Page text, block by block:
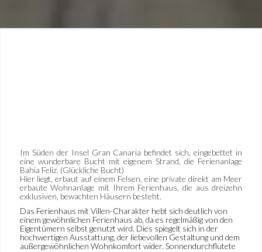
Im Süden der Insel Gran Canaria befindet sich, eingebettet in
eine wunderbare Bucht mit eigenem Strand, die Ferienanlage
Bahia Feliz. (Glückliche Bucht)
Hier liegt, erbaut auf einem Felsen, eine private direkt am Meer
erbaute Wohnanlage mit Ihrem Ferienhaus, die aus dreizehn
exklusiven, bewachten Häusern besteht.
Das Ferienhaus mit Villen-Charakter hebt sich deutlich von
einem gewöhnlichen Ferienhaus ab, da es regelmäßig von den
Eigentümern selbst genutzt wird. Dies spiegelt sich in der
hochwertigen Ausstattung, der liebevollen Gestaltung und dem
außergewöhnlichen Wohnkomfort wider. Sonnendurchflutete